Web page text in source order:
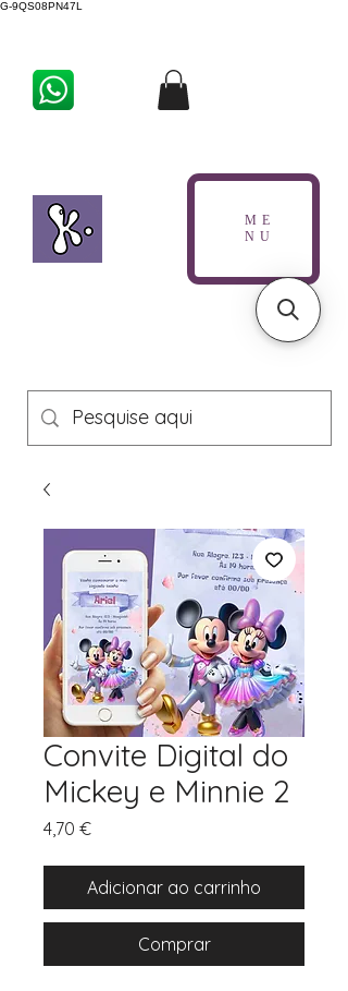
G-9QS08PN47L
ME
NU
Convite Digital do
Mickey e Minnie 2
4,70 €Preço
Adicionar ao carrinho
Comprar